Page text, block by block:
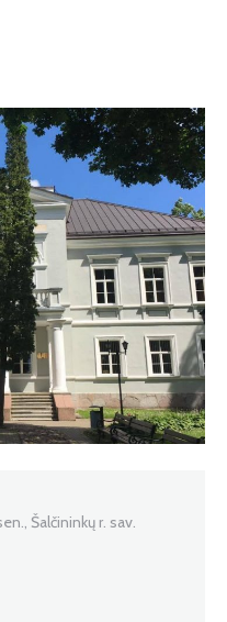
Šalčininkų r. sav.